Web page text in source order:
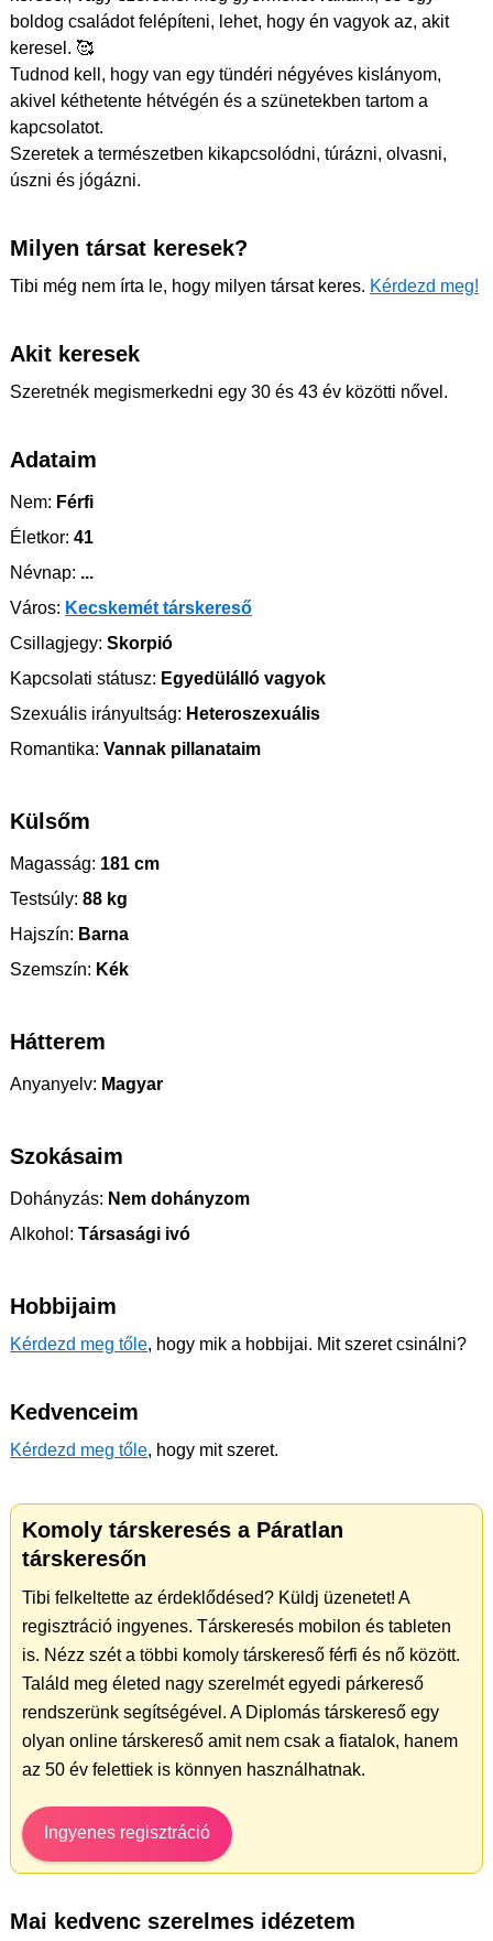
boldog családot felépíteni, lehet, hogy én vagyok az, akit
keresel. 🥰
Tudnod kell, hogy van egy tündéri négyéves kislányom,
akivel kéthetente hétvégén és a szünetekben tartom a
kapcsolatot.
Szeretek a természetben kikapcsolódni, túrázni, olvasni,
úszni és jógázni.
Milyen társat keresek?
Tibi még nem írta le, hogy milyen társat keres. Kérdezd meg!
Akit keresek
Szeretnék megismerkedni egy 30 és 43 év közötti nővel.
Adataim
Nem: Férfi
Életkor: 41
Névnap: ...
Város: Kecskemét társkereső
Csillagjegy: Skorpió
Kapcsolati státusz: Egyedülálló vagyok
Szexuális irányultság: Heteroszexuális
Romantika: Vannak pillanataim
Külsőm
Magasság: 181 cm
Testsúly: 88 kg
Hajszín: Barna
Szemszín: Kék
Hátterem
Anyanyelv: Magyar
Szokásaim
Dohányzás: Nem dohányzom
Alkohol: Társasági ivó
Hobbijaim
Kérdezd meg tőle, hogy mik a hobbijai. Mit szeret csinálni?
Kedvenceim
Kérdezd meg tőle, hogy mit szeret.
Komoly társkeresés a Páratlan
társkeresőn
Tibi felkeltette az érdeklődésed? Küldj üzenetet! A
regisztráció ingyenes. Társkeresés mobilon és tableten
is. Nézz szét a többi komoly társkereső férfi és nő között.
Találd meg életed nagy szerelmét egyedi párkereső
rendszerünk segítségével. A Diplomás társkereső egy
olyan online társkereső amit nem csak a fiatalok, hanem
az 50 év felettiek is könnyen használhatnak.
Ingyenes regisztráció
Mai kedvenc szerelmes idézetem